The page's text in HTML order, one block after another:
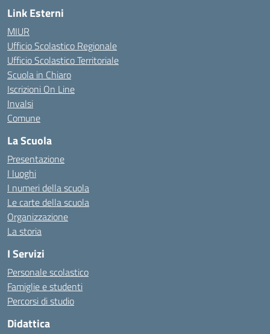
Link Esterni
MIUR
Ufficio Scolastico Regionale
Ufficio Scolastico Territoriale
Scuola in Chiaro
Iscrizioni On Line
Invalsi
Comune
La Scuola
Presentazione
I luoghi
I numeri della scuola
Le carte della scuola
Organizzazione
La storia
I Servizi
Personale scolastico
Famiglie e studenti
Percorsi di studio
Didattica